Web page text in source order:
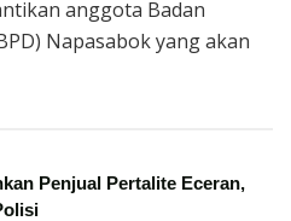
anggota Badan
Napasabok yang akan
Penjual Pertalite Eceran,